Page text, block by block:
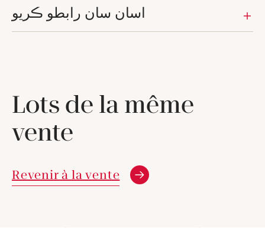
اسان سان رابطو ڪريو
Lots de la même
vente
Revenir à la vente